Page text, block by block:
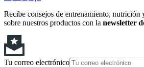
Recibe consejos de entrenamiento, nutrición
sobre nuestros productos con la newsletter
Tu correo electrónico